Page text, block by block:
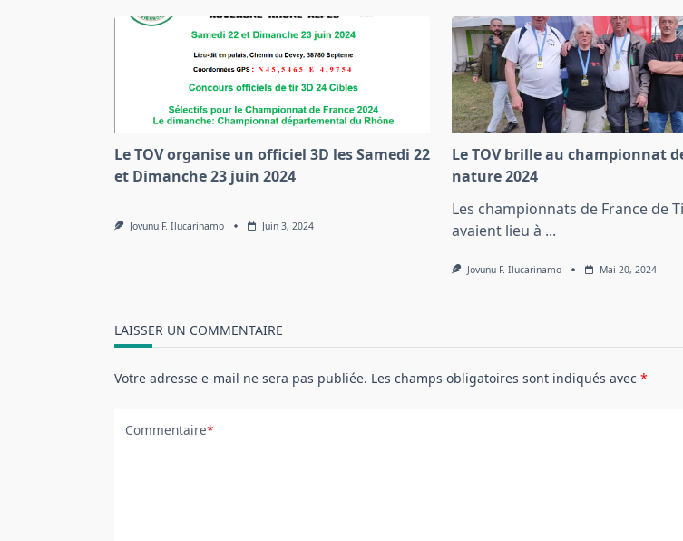
Le TOV organise un officiel 3D les Samedi 22
et Dimanche 23 juin 2024
Jovunu F. Ilucarinamo Juin 3, 2024
Le TOV brille au championnat
nature 2024
Les championnats de France de
avaient lieu à ...
Jovunu F. Ilucarinamo Mai 20, 2024
LAISSER UN COMMENTAIRE
Votre adresse e-mail ne sera pas publiée. Les champs obligatoires sont indiqués avec *
Commentaire*